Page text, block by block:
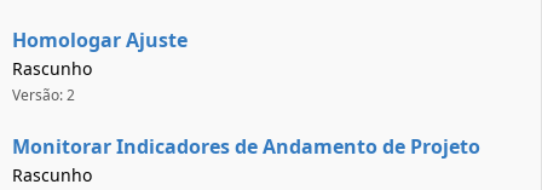
Homologar Ajuste
Rascunho
Versão: 2
Monitorar Indicadores de Andamento de Projeto
Rascunho